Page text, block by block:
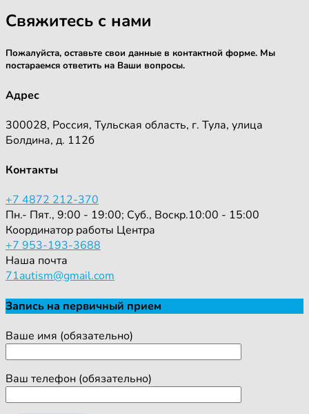
Свяжитесь с нами
Пожалуйста, оставьте свои данные в контактной форме. Мы
постараемся ответить на Ваши вопросы.
Адрес
300028, Россия, Тульская область, г. Тула, улица
Болдина, д. 112б
Контакты
+7 4872 212-370
Пн.- Пят., 9:00 - 19:00; Суб., Воскр.10:00 - 15:00
Координатор работы Центра
+7 953-193-3688
Наша почта
71autism@gmail.com
Запись на первичный прием
Ваше имя (обязательно)
Ваш телефон (обязательно)